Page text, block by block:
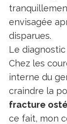
envisagée
disparues.
Le
Chez les
interne du
craindre la
fracture
ce fait, mon